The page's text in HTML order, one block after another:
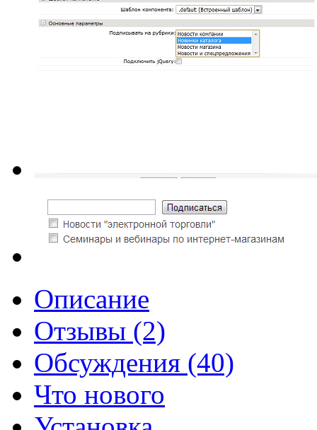
Описание
Отзывы (2)
Обсуждения (40)
Что нового